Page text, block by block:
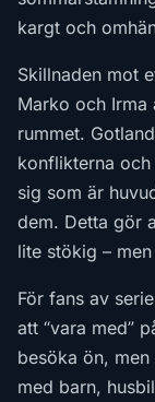
kargt och
Skillnaden mot
Marko och
rummet.
konflikterna
sig som är
dem. Detta gör
lite stökig –
För fans av
att “vara med”
besöka ön,
med barn,